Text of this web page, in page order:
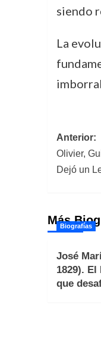
siendo
La
de
Anterior:
Olivier,
Dejó un
MásBiografías
José
1829). El
que